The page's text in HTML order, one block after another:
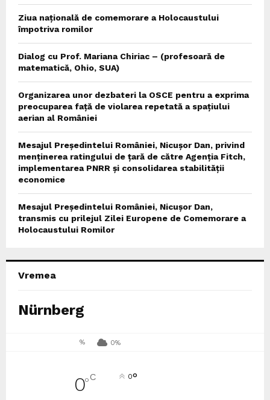
Ziua națională de comemorare a Holocaustului
împotriva romilor
Dialog cu Prof. Mariana Chiriac – (profesoară de
matematică, Ohio, SUA)
Organizarea unor dezbateri la OSCE pentru a exprima
preocuparea față de violarea repetată a spațiului
aerian al României
Mesajul Președintelui României, Nicușor Dan, privind
menținerea ratingului de țară de către Agenția Fitch,
implementarea PNRR și consolidarea stabilității
economice
Mesajul Președintelui României, Nicușor Dan,
transmis cu prilejul Zilei Europene de Comemorare a
Holocaustului Romilor
Vremea
Nürnberg
% 0%
0°C 0°